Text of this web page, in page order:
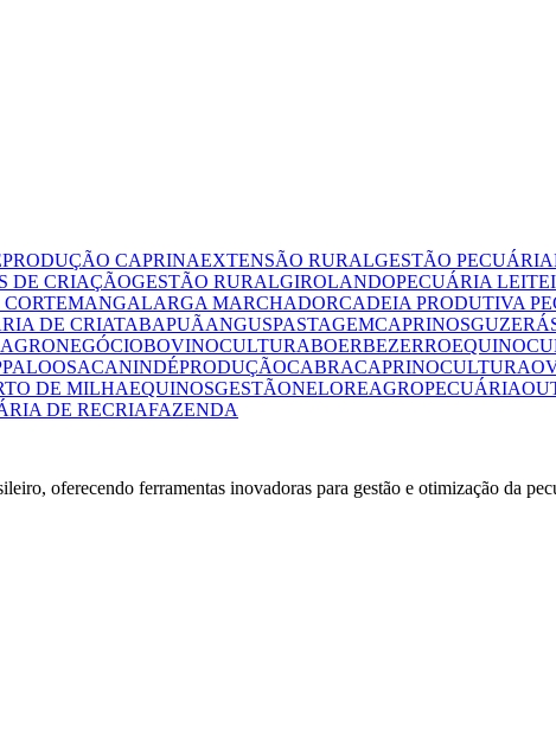
CAPRINAEXTENSÃO RURALGESTÃO PECUÁRIA
DE CRIAÇÃOGESTÃO RURALGIROLANDOPECUÁRIA
MANGALARGA MARCHADORCADEIA PRODUTIVA
DE CRIATABAPUÃANGUSPASTAGEMCAPRINOSGUZERÁ
AGRONEGÓCIOBOVINOCULTURABOERBEZERRO
CANINDÉPRODUÇÃOCABRACAPRINOCULTURA
DE MILHAEQUINOSGESTÃONELOREAGROPECUÁRIA
DE RECRIAFAZENDA
oferecendo ferramentas inovadoras para gestão e otimização da